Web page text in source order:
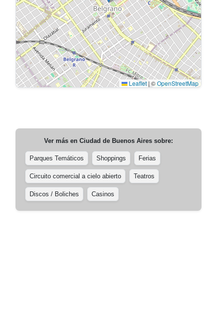
Leaflet | ©OpenStreetMap
Ver más en Ciudad de Buenos Aires sobre:
Parques Temáticos Shoppings Ferias
Circuito comercial a cielo abierto Teatros
Discos / Boliches Casinos